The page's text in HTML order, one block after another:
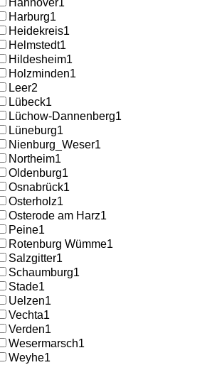
Hannover1
Harburg1
Heidekreis1
Helmstedt1
Hildesheim1
Holzminden1
Leer2
Lübeck1
Lüchow-Dannenberg1
Lüneburg1
Nienburg_Weser1
Northeim1
Oldenburg1
Osnabrück1
Osterholz1
Osterode am Harz1
Peine1
Rotenburg Wümme1
Salzgitter1
Schaumburg1
Stade1
Uelzen1
Vechta1
Verden1
Wesermarsch1
Weyhe1